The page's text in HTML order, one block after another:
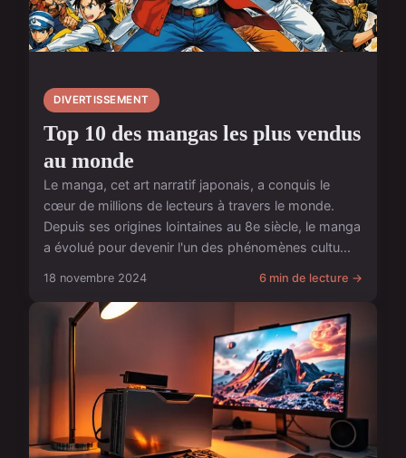
DIVERTISSEMENT
Top 10 des mangas les plus vendus
au monde
Le manga, cet art narratif japonais, a conquis le
cœur de millions de lecteurs à travers le monde.
Depuis ses origines lointaines au 8e siècle, le manga
a évolué pour devenir l'un des phénomènes cultu...
18 novembre 2024 6 min de lecture →